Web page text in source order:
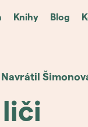
Knihy Blog
Navrátil
liči